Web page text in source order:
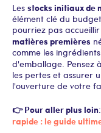
Les stocks initiaux de
élément clé du
pourriez pas
matières premières
comme les
d'emballage. Pensez à
les pertes et assurer
l'ouverture de votre
👉 Pour aller plus loin:
rapide : le guide